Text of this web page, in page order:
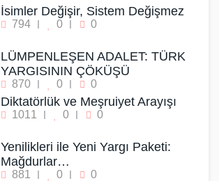
İsimler Değişir, Sistem Değişmez
794 0 0
LÜMPENLEŞEN ADALET: TÜRK
YARGISININ ÇÖKÜŞÜ
870 0 0
Diktatörlük ve Meşruiyet Arayışı
1011 0 0
Yenilikleri ile Yeni Yargı Paketi:
Mağdurlar…
881 0 0